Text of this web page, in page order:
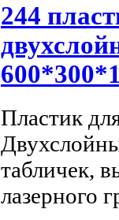
244
Пластик
табличек,
лазерного